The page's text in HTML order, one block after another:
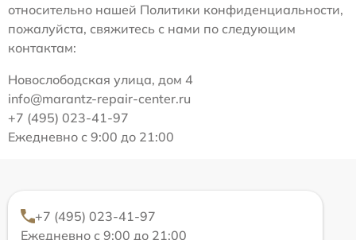
относительно нашей Политики конфиденциальности,
пожалуйста, свяжитесь с нами по следующим
контактам:
Новослободская улица, дом 4
info@marantz-repair-center.ru
+7 (495) 023-41-97
Ежедневно с 9:00 до 21:00
+7 (495) 023-41-97
Ежедневно с 9:00 до 21:00